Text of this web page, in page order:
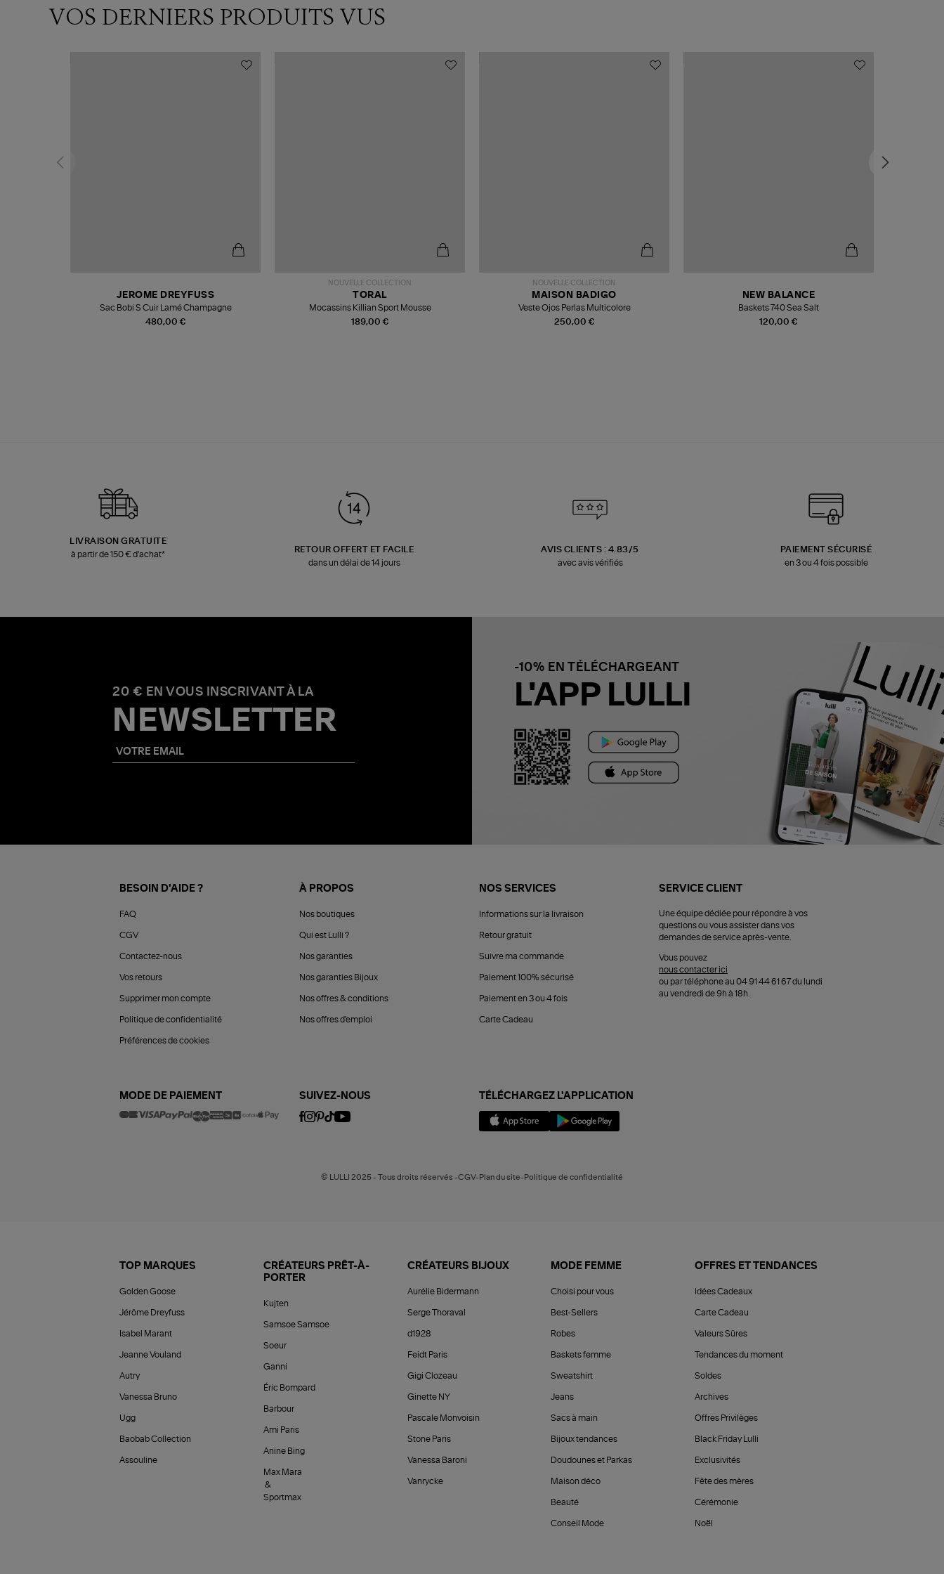
VOS DERNIERS PRODUITS VUS
480,00 €
JEROME DREYFUSS
Sac Bobi S Cuir Lamé Champagne
NOUVELLE COLLECTION
189,00 €
TORAL
Mocassins Killian Sport Mousse
NOUVELLE COLLECTION
250,00 €
MAISON BADIGO
Veste Ojos Perlas Multicolore
120,00 €
NEW BALANCE
Baskets 740 Sea Salt
LIVRAISON GRATUITE
à partir de 150 € d'achat*
RETOUR OFFERT ET FACILE
dans un délai de 14 jours
AVIS CLIENTS : 4.83/5
avec avis vérifiés
PAIEMENT SÉCURISÉ
en 3 ou 4 fois possible
20 € EN VOUS INSCRIVANT À LA
NEWSLETTER
-10% EN TÉLÉCHARGEANT
L'APP LULLI
BESOIN D'AIDE ?
FAQ
CGV
Contactez-nous
Vos retours
Supprimer mon compte
Politique de confidentialité
Préférences de cookies
À PROPOS
Nos boutiques
Qui est Lulli ?
Nos garanties
Nos garanties Bijoux
Nos offres & conditions
Nos offres d'emploi
NOS SERVICES
Informations sur la livraison
Retour gratuit
Suivre ma commande
Paiement 100% sécurisé
Paiement en 3 ou 4 fois
Carte Cadeau
SERVICE CLIENT
Une équipe dédiée pour répondre à vos
questions ou vous assister dans vos
demandes de service après-vente.
Vous pouvez
nous contacter ici
ou par téléphone au 04 91 44 61 67 du lundi
au vendredi de 9h à 18h.
MODE DE PAIEMENT SUIVEZ-NOUS TÉLÉCHARGEZ L'APPLICATION
© LULLI 2025 - Tous droits réservés -CGV-Plan du site-Politique de confidentialité
TOP MARQUES
Golden Goose
Jérôme Dreyfuss
Isabel Marant
Jeanne Vouland
Autry
Vanessa Bruno
Ugg
Baobab Collection
Assouline
CRÉATEURS PRÊT-À-
PORTER
Kujten
Samsoe Samsoe
Soeur
Ganni
Éric Bompard
Barbour
Ami Paris
Anine Bing
Max Mara
&
Sportmax
CRÉATEURS BIJOUX
Aurélie Bidermann
Serge Thoraval
d1928
Feidt Paris
Gigi Clozeau
Ginette NY
Pascale Monvoisin
Stone Paris
Vanessa Baroni
Vanrycke
MODE FEMME
Choisi pour vous
Best-Sellers
Robes
Baskets femme
Sweatshirt
Jeans
Sacs à main
Bijoux tendances
Doudounes et Parkas
Maison déco
Beauté
Conseil Mode
OFFRES ET TENDANCES
Idées Cadeaux
Carte Cadeau
Valeurs Sûres
Tendances du moment
Soldes
Archives
Offres Privilèges
Black Friday Lulli
Exclusivités
Fête des mères
Cérémonie
Noël